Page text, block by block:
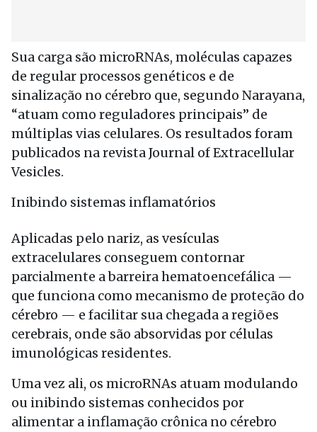
Sua carga são microRNAs, moléculas capazes
de regular processos genéticos e de
sinalização no cérebro que, segundo Narayana,
“atuam como reguladores principais” de
múltiplas vias celulares. Os resultados foram
publicados na revista Journal of Extracellular
Vesicles.
Inibindo sistemas inflamatórios
Aplicadas pelo nariz, as vesículas
extracelulares conseguem contornar
parcialmente a barreira hematoencefálica —
que funciona como mecanismo de proteção do
cérebro — e facilitar sua chegada a regiões
cerebrais, onde são absorvidas por células
imunológicas residentes.
Uma vez ali, os microRNAs atuam modulando
ou inibindo sistemas conhecidos por
alimentar a inflamação crônica no cérebro